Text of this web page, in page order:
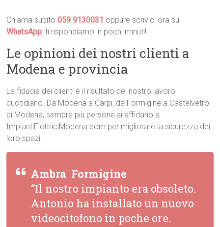
Chiama subito059 9130031 oppure scrivici ora su
WhatsApp: ti rispondiamo in pochi minuti!
Le opinioni dei nostri clienti a
Modena e provincia
La fiducia dei clienti è il risultato del nostro lavoro
quotidiano. Da Modena a Carpi, da Formigine a Castelvetro
di Modena, sempre più persone si affidano a
ImpiantiElettriciModena.com per migliorare la sicurezza dei
loro spazi.
Ambra  Formigine
“Il nostro impianto era obsoleto.
Antonio ha installato un nuovo
videocitofono in poche ore.